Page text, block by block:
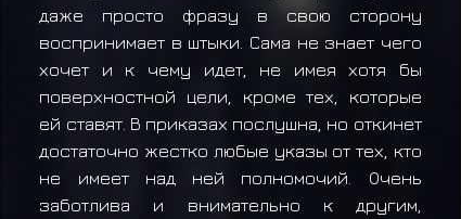
даже просто фразу в свою сторону
воспринимает в штыки. Сама не знает чего
хочет и к чему идет, не имея хотя бы
поверхностной цели, кроме тех, которые
ей ставят. В приказах послушна, но откинет
достаточно жестко любые указы от тех, кто
не имеет над ней полномочий. Очень
заботлива и внимательно к другим,